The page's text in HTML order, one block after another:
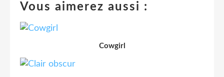
Vous aimerez aussi :
Cowgirl